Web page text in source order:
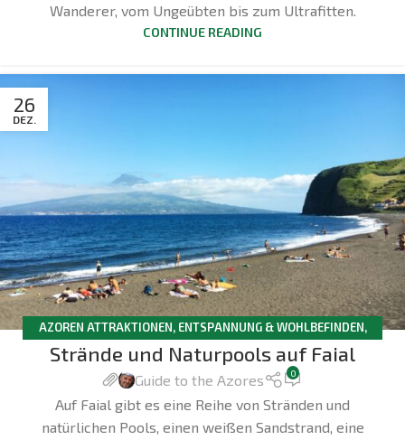
Wanderer, vom Ungeübten bis zum Ultrafitten.
CONTINUE READING
26
DEZ.
AZOREN ATTRAKTIONEN, ENTSPANNUNG & WOHLBEFINDEN,
FAIAL
Strände und Naturpools auf Faial
Guide to the Azores 0
Auf Faial gibt es eine Reihe von Stränden und
natürlichen Pools, einen weißen Sandstrand, eine